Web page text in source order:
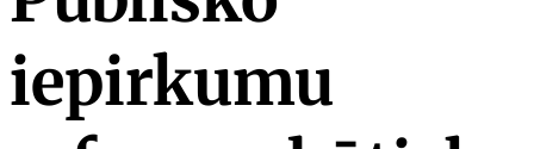
iepirkumu